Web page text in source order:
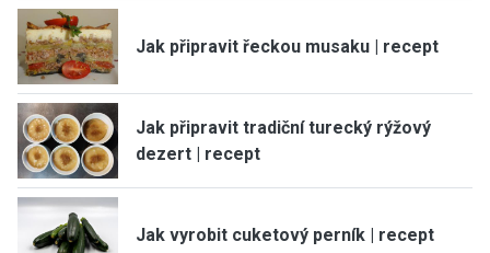
Jak připravit řeckou musaku | recept
Jak připravit tradiční turecký rýžový
dezert | recept
Jak vyrobit cuketový perník | recept